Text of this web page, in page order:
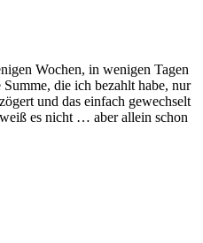
Wochen, in wenigen Tagen
die ich bezahlt habe, nur
und das einfach gewechselt
es nicht … aber allein schon